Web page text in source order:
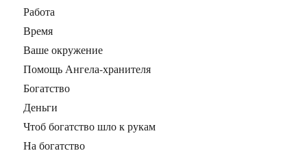
Работа
Время
Ваше окружение
Помощь Ангела-хранителя
Богатство
Деньги
Чтоб богатство шло к рукам
На богатство